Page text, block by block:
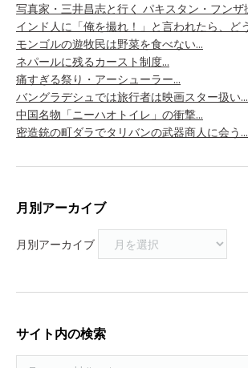
写真家・三井昌志と行く パキスタン・フンザ
インド人に「俺を撮れ！」と言われたら、ど
モンゴルの遊牧民は野菜を食べない...
ネパールに残るカースト制度...
痛すぎる祭り・アーシューラー...
バングラデシュでは旅行者は映画スター扱い...
中国名物「ニーハオトイレ」の衝撃...
密造銃の町ダラでタリバンの武器商人に会う...
月別アーカイブ
月別アーカイブ
サイト内の検索